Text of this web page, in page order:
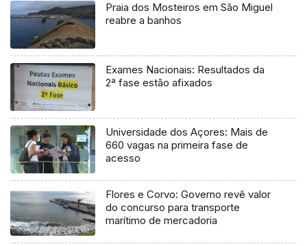
Praia dos Mosteiros em São Miguel
reabre a banhos
Exames Nacionais: Resultados da
2ª fase estão afixados
Universidade dos Açores: Mais de
660 vagas na primeira fase de
acesso
Flores e Corvo: Governo revê valor
do concurso para transporte
marítimo de mercadoria